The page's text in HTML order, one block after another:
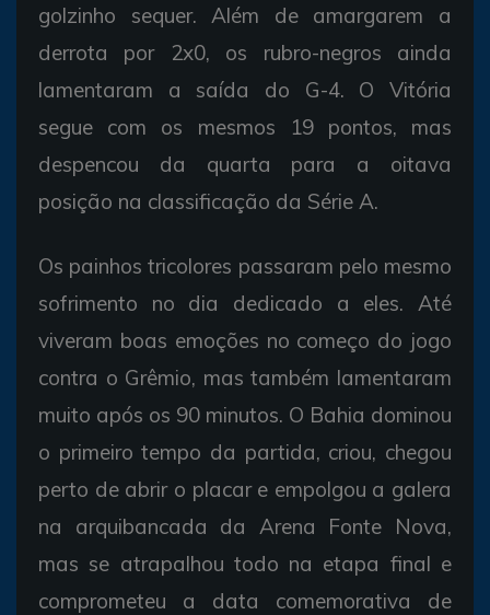
golzinho sequer. Além de amargarem a
derrota por 2x0, os rubro-negros ainda
lamentaram a saída do G-4. O Vitória
segue com os mesmos 19 pontos, mas
despencou da quarta para a oitava
posição na classificação da Série A.
Os painhos tricolores passaram pelo mesmo
sofrimento no dia dedicado a eles. Até
viveram boas emoções no começo do jogo
contra o Grêmio, mas também lamentaram
muito após os 90 minutos. O Bahia dominou
o primeiro tempo da partida, criou, chegou
perto de abrir o placar e empolgou a galera
na arquibancada da Arena Fonte Nova,
mas se atrapalhou todo na etapa final e
comprometeu a data comemorativa de